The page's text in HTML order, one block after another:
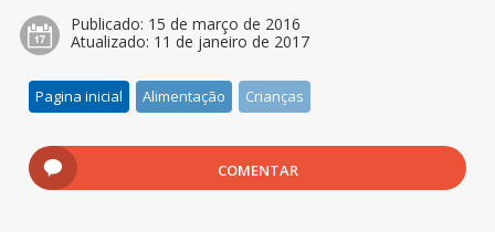
Publicado: 15 de março de 2016
Atualizado: 11 de janeiro de 2017
Pagina inicial Alimentação Crianças
COMENTAR